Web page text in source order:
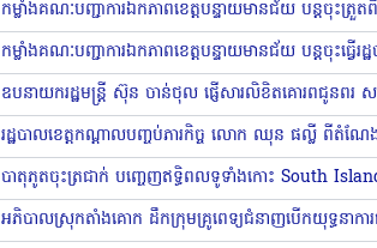
ឧបនាយករដ្ឋមន្ត្រី ស៊ុន ចាន់ថុល ផ្ញើសារលិខិតគោរពជូនពរ